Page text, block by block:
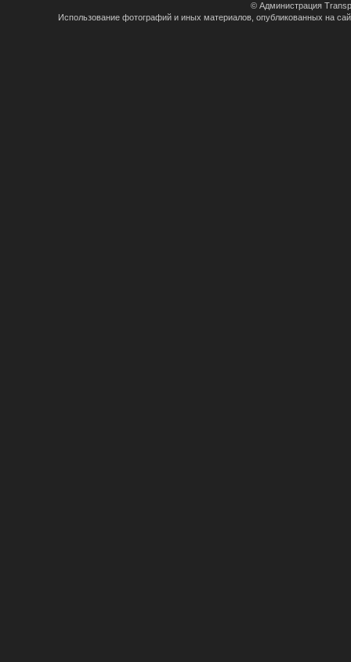
© Администрация
Использование фотографий и иных материалов, опубликованных на